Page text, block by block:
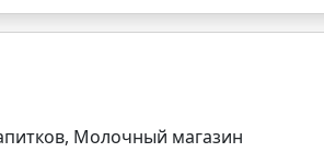
Молочный магазин